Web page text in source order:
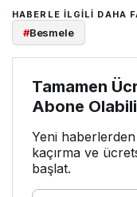
HABERLE ILGILI DAHA
#Besmele
Tamamen
Abone
Yeni
kaçırma ve
başlat.